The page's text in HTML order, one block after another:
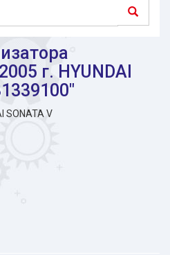
г. HYUNDAI
SONATA V